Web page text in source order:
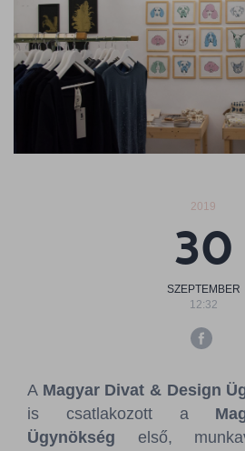
Hírek
Pályázatok
Sajtószoba
Kapcsolat
2019
30
SZEPTEMBER
12:32
A Magyar Divat & Design
is csatlakozott a
Ügynökség első,